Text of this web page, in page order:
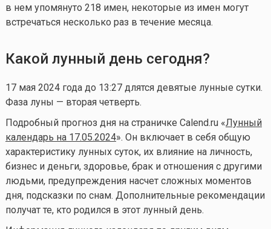
в нем упомянуто 218 имен, некоторые из имен могут
встречаться несколько раз в течение месяца.
Какой лунный день сегодня?
17 мая 2024 года до 13:27 длятся девятые лунные сутки.
Фаза луны — вторая четверть.
Подробный прогноз дня на страничке Calend.ru «Лунный
календарь на 17.05.2024». Он включает в себя общую
характеристику лунных суток, их влияние на личность,
бизнес и деньги, здоровье, брак и отношения с другими
людьми, предупреждения насчет сложных моментов
дня, подсказки по снам. Дополнительные рекомендации
получат те, кто родился в этот лунный день.